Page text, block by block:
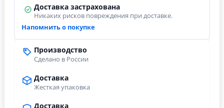
Производство
Сделано в России
Доставка
Жесткая упаковка
Доставка
Доставка застрахована
Никаких рисков повреждения при доставке.
Напомнить о покупке